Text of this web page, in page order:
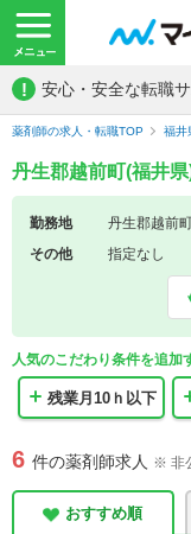
! 安心・安全な転職
薬剤師の求人・転職TOP 福井
丹生郡越前町(福井
勤務地
丹生郡越前
その他
指定なし
人気のこだわり条件を追加
残業月10ｈ以下
6 件の薬剤師求人 ※ 非
おすすめ順